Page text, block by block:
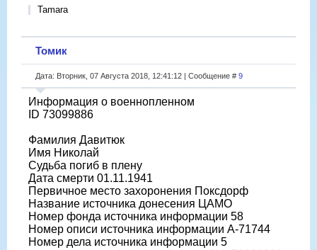
Tamara
Томик
Дата: Вторник, 07 Августа 2018, 12:41:12 | Сообщение # 9
Информация о военнопленном
ID 73099886
Фамилия Давитюк
Имя Николай
Судьба погиб в плену
Дата смерти 01.11.1941
Первичное место захоронения Поксдорф
Название источника донесения ЦАМО
Номер фонда источника информации 58
Номер описи источника информации A-71744
Номер дела источника информации 5